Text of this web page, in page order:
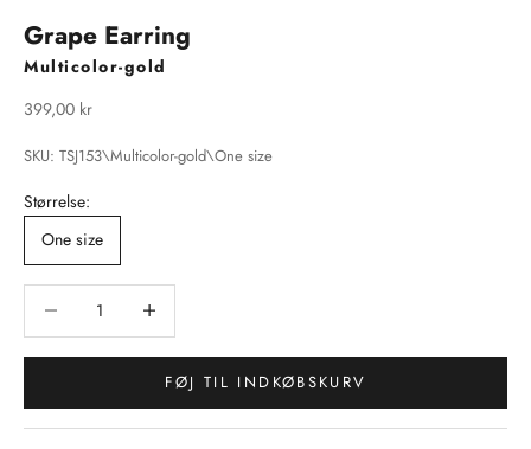
Grape Earring
Multicolor-gold
Salgspris
399,00 kr
SKU: TSJ153\Multicolor-gold\One size
Størrelse:
One size
FØJ TIL INDKØBSKURV